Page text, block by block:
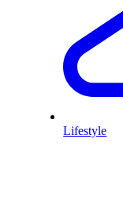
Lifestyle